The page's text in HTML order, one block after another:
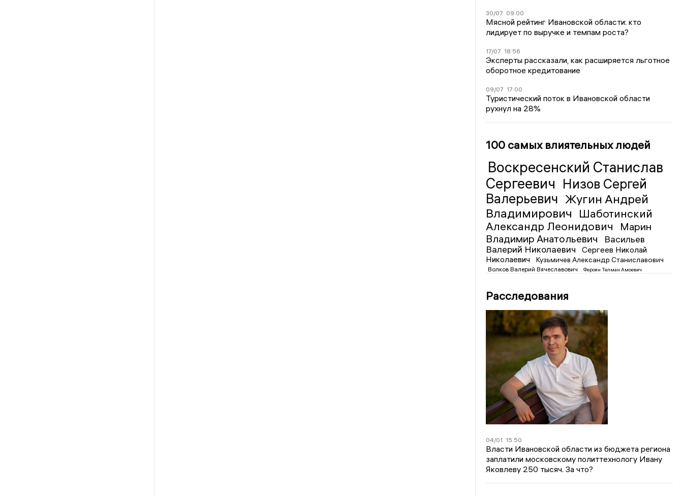
30/07 09:00
Мясной рейтинг Ивановской области: кто
лидирует по выручке и темпам роста?
17/07 18:56
Эксперты рассказали, как расширяется льготное
оборотное кредитование
09/07 17:00
Туристический поток в Ивановской области
рухнул на 28%
100 самых влиятельных людей
Воскресенский Станислав
Сергеевич Низов Сергей
Валерьевич Жугин Андрей
Владимирович
Шаботинский
Александр Леонидович
Марин
Владимир Анатольевич
Васильев
Валерий Николаевич
Сергеев Николай
Николаевич
Кузьмичев Александр Станиславович
Волков Валерий Вячеславович Фероян Телман Амоевич
Расследования
04/01 15:50
Власти Ивановской области из бюджета региона
заплатили московскому политтехнологу Ивану
Яковлеву 250 тысяч. За что?